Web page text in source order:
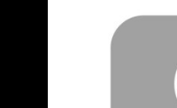
洗版聯 各種公眾
Xpark的企鵝還
影響之大 雞狗討
峰嗎，為什麼接